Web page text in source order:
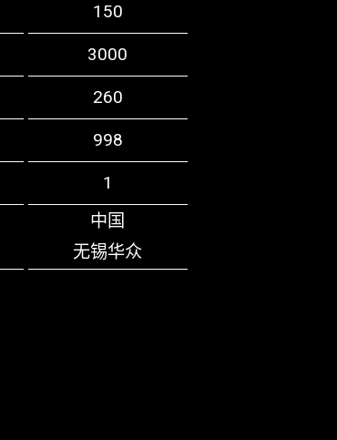
150
3000
260
998
1
中国
无锡华众